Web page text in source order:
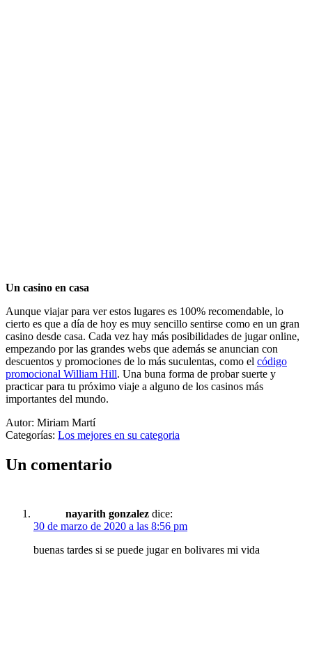
Un casino en casa
Aunque viajar para ver estos lugares es 100% recomendable, lo
cierto es que a día de hoy es muy sencillo sentirse como en un gran
casino desde casa. Cada vez hay más posibilidades de jugar online,
empezando por las grandes webs que además se anuncian con
descuentos y promociones de lo más suculentas, como el código
promocional William Hill. Una buna forma de probar suerte y
practicar para tu próximo viaje a alguno de los casinos más
importantes del mundo.
Autor: Miriam Martí
Categorías: Los mejores en su categoria
Un comentario
nayarith gonzalez dice:
30 de marzo de 2020 a las 8:56 pm
buenas tardes si se puede jugar en bolivares mi vida